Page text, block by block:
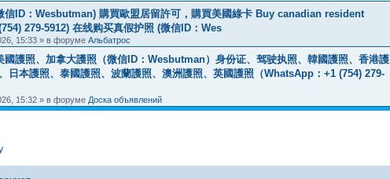
信ID：Wesbutman) 購買歐盟居留許可，購買美國綠卡 Buy canadian resident
279-5912) 在线购买真假护照 (微信ID：Wes
15:33 » в форуме Альбатрос
國護照、加拿大護照（微信ID：Wesbutman）身份证、驾驶执照、韓國護照、香港護
日本護照、泰國護照、波蘭護照、澳洲護照、英國護照（WhatsApp：+1 (754) 279-
15:32 » в форуме Доска объявлений